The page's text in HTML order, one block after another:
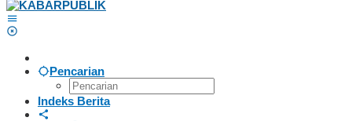
Pencarian
Indeks Berita